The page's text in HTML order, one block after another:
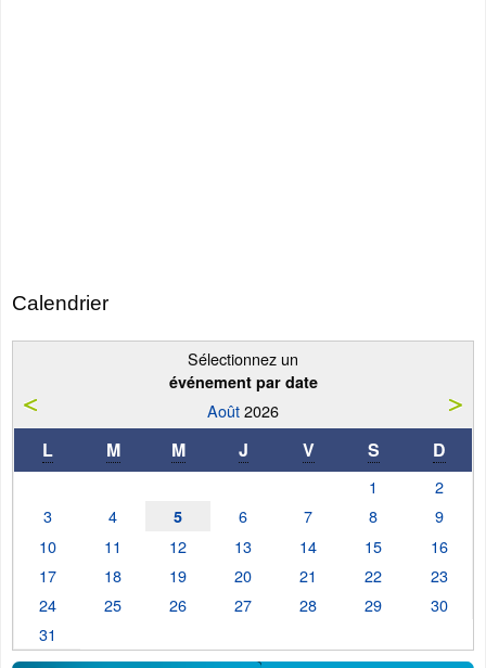
Calendrier
Sélectionnez un
événement par date
Août2026
L M M J V S D
1
2
3
4 5 6 7 8
9
10
11 12 13 14 15
16
17
18 19 20 21 22
23
24
25 26 27 28 29
30
31